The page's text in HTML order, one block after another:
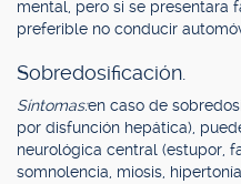
mental, pero si se presentara
preferible no conducir
Sobredosificación.
Síntomas:en caso de
por disfunción hepática),
neurológica central (estupor,
somnolencia, miosis,